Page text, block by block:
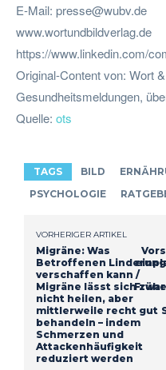
E-Mail: presse@wubv.de
www.wortundbildverlag.de
https://www.linkedin.com/
Original-Content von: Wort
Gesundheitsmeldungen,
Quelle: ots
TAGS BILD
PSYCHOLOGIE
VORHERIGER ARTIKEL
Migräne: Was
Betroffenen Linderung
verschaffen kann /
Migräne lässt sich zwar
nicht heilen, aber
mittlerweile recht gut
behandeln – indem
Schmerzen und
Attackenhäufigkeit
reduziert werden